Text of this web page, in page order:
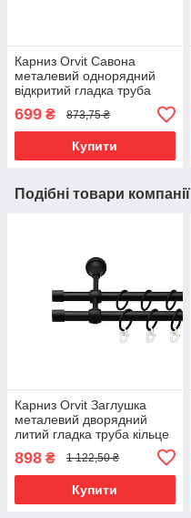
Карниз Orvit Савона
металевий однорядний
відкритий гладка труба
кільце металеве Чорний
Оксамит 25 мм 200 см
(00-00018183)
699 ₴ 873,75 ₴
Купити
Подібні товари компанії
Карниз Orvit Заглушка
металевий дворядний
литий гладка труба кільце
металеве Чорний Оксамит
16\16 мм 240 см (00-
00018799)
898 ₴ 1 122,50 ₴
Купити